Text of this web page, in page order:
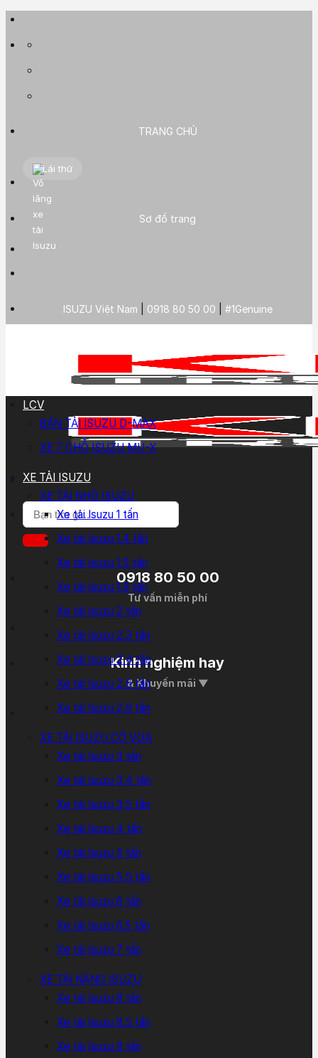
Skip
TRANG CHỦ
Lái thử
Sơ đồ trang
ISUZU Việt Nam 0918 80 50 00 #1Genuine
Tìm
kiếm:
0918 80 50 00
Tư vấn miễn phí
Kinh nghiệm hay
& Khuyến mãi ▼
LCV
BÁN TẢI ISUZU D-MAX
XE 7 CHỖ ISUZU MU-X
XE TẢI ISUZU
XE TẢI NHỎ ISUZU
Xe tải Isuzu 1 tấn
Xe tải Isuzu 1.4 tấn
Xe tải Isuzu 1.5 tấn
Xe tải Isuzu 1.9 tấn
Xe tải Isuzu 2 tấn
Xe tải Isuzu 2.3 tấn
Xe tải Isuzu 2.4 tấn
Xe tải Isuzu 2.5 tấn
Xe tải Isuzu 2.9 tấn
XE TẢI ISUZU CỠ VỪA
Xe tải Isuzu 3 tấn
Xe tải Isuzu 3.4 tấn
Xe tải Isuzu 3.5 tấn
Xe tải Isuzu 4 tấn
Xe tải Isuzu 5 tấn
Xe tải Isuzu 5.5 tấn
Xe tải Isuzu 6 tấn
Xe tải Isuzu 6.5 tấn
Xe tải Isuzu 7 tấn
XE TẢI NẶNG ISUZU
Xe tải Isuzu 8 tấn
Xe tải Isuzu 8.5 tấn
Xe tải Isuzu 9 tấn